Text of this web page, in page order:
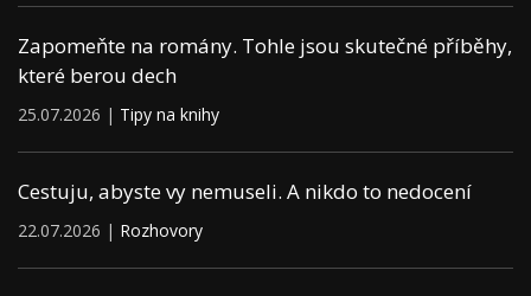
Zapomeňte na romány. Tohle jsou skutečné příběhy,
které berou dech
25.07.2026 | Tipy na knihy
Cestuju, abyste vy nemuseli. A nikdo to nedocení
22.07.2026 | Rozhovory